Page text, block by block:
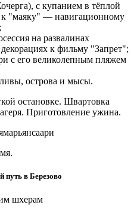
с купанием в тёплой
к "маяку" — навигационному
на развалинах
к фильму "Запрет";
с его великолепным пляжем
острова и мысы.
остановке. Швартовка
Приготовление ужина.
путь в Березово